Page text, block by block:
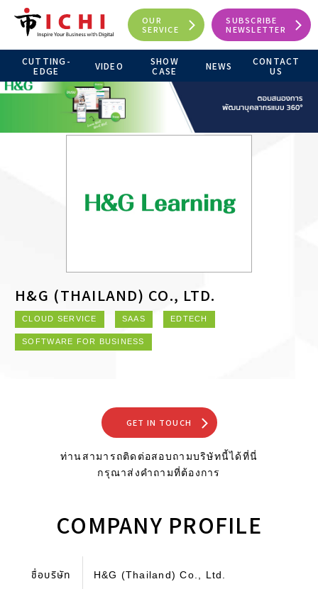
OUR
SERVICE
SUBSCRIBE
NEWSLETTER
CUTTING-
EDGE
VIDEO
SHOW
CASE
NEWS
CONTACT
US
H&G (THAILAND) CO., LTD.
CLOUD SERVICE SAAS
EDTECH
SOFTWARE FOR BUSINESS
GET IN TOUCH
ท่านสามารถติดต่อสอบถามบริษัทนี้ได้ที่นี่
กรุณาส่งคำถามที่ต้องการ
COMPANY PROFILE
ชื่อบริษัท H&G (Thailand) Co., Ltd.